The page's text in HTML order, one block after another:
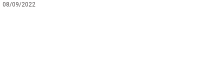
08/09/2022